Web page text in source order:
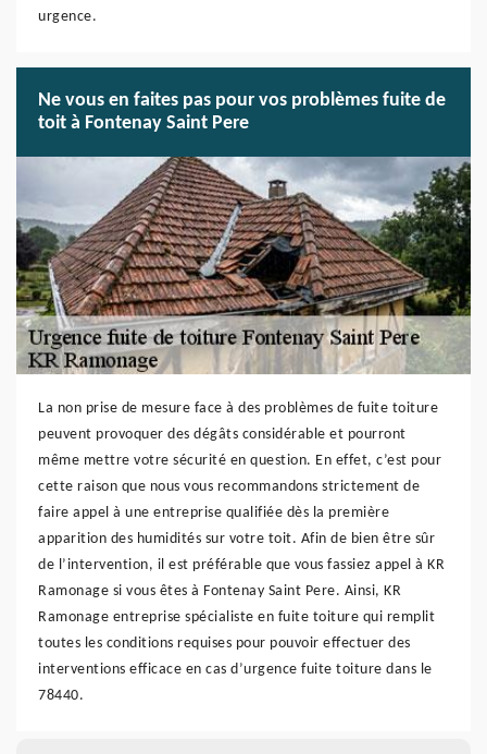
urgence.
Ne vous en faites pas pour vos problèmes fuite de
toit à Fontenay Saint Pere
La non prise de mesure face à des problèmes de fuite toiture
peuvent provoquer des dégâts considérable et pourront
même mettre votre sécurité en question. En effet, c’est pour
cette raison que nous vous recommandons strictement de
faire appel à une entreprise qualifiée dès la première
apparition des humidités sur votre toit. Afin de bien être sûr
de l’intervention, il est préférable que vous fassiez appel à KR
Ramonage si vous êtes à Fontenay Saint Pere. Ainsi, KR
Ramonage entreprise spécialiste en fuite toiture qui remplit
toutes les conditions requises pour pouvoir effectuer des
interventions efficace en cas d’urgence fuite toiture dans le
78440.